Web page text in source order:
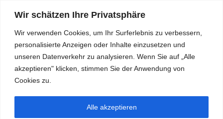
Wir schätzen Ihre Privatsphäre
Wir verwenden Cookies, um Ihr Surferlebnis zu verbessern,
personalisierte Anzeigen oder Inhalte einzusetzen und
unseren Datenverkehr zu analysieren. Wenn Sie auf „Alle
akzeptieren" klicken, stimmen Sie der Anwendung von
Cookies zu.
Alle akzeptieren
RDKS.EXPERT
TESTS, EXPERTEN-TIPPS RUND UM DAS THEMA RDKS UND